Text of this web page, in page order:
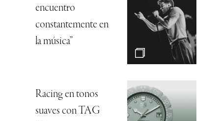
encuentro
constantemente en
la música”
Racing en tonos
suaves con TAG